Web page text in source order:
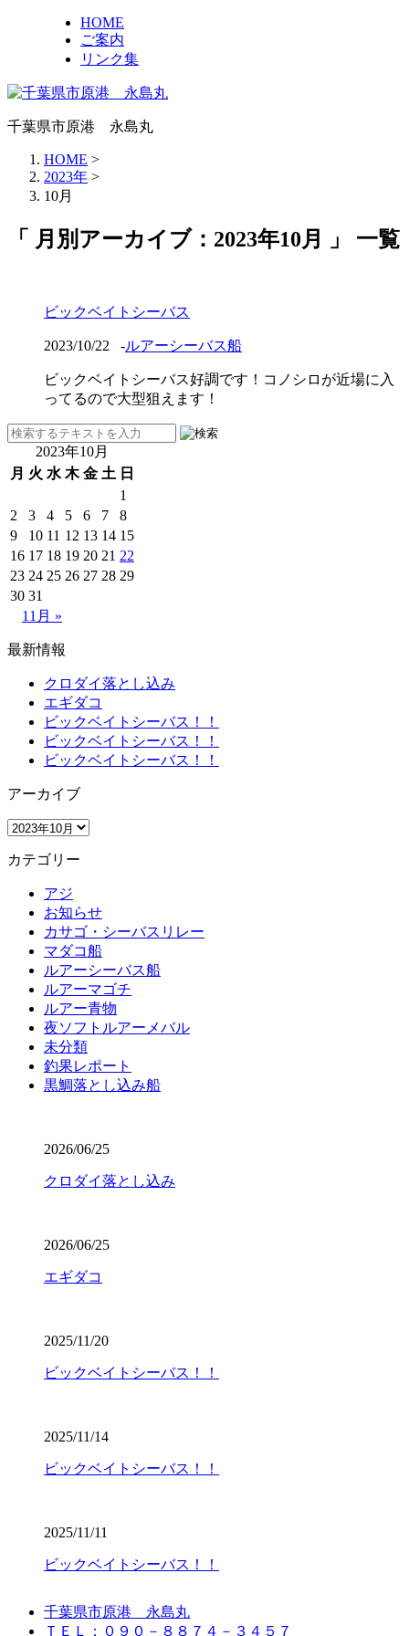
HOME
ご案内
リンク集
千葉県市原港 永島丸
HOME >
2023年 >
10月
「 月別アーカイブ：2023年10月 」 一覧
ビックベイトシーバス
2023/10/22 -ルアーシーバス船
ビックベイトシーバス好調です！コノシロが近場に入
ってるので大型狙えます！
2023年10月
月 火 水 木 金 土 日
1
2
3 4 5 6 7
8
9
10 11 12 13 14 15
16 17 18 19 20 21 22
23 24 25 26 27 28 29
30 31
11月 »
最新情報
クロダイ落とし込み
エギダコ
ビックベイトシーバス！！
ビックベイトシーバス！！
ビックベイトシーバス！！
アーカイブ
ア
カ
カテゴリー
アジ
お知らせ
カサゴ・シーバスリレー
マダコ船
ルアーシーバス船
ルアーマゴチ
ルアー青物
夜ソフトルアーメバル
未分類
釣果レポート
黒鯛落とし込み船
2026/06/25
クロダイ落とし込み
2026/06/25
エギダコ
2025/11/20
ビックベイトシーバス！！
2025/11/14
ビックベイトシーバス！！
2025/11/11
ビックベイトシーバス！！
千葉県市原港 永島丸
ＴＥＬ：０９０－８８７４－３４５７